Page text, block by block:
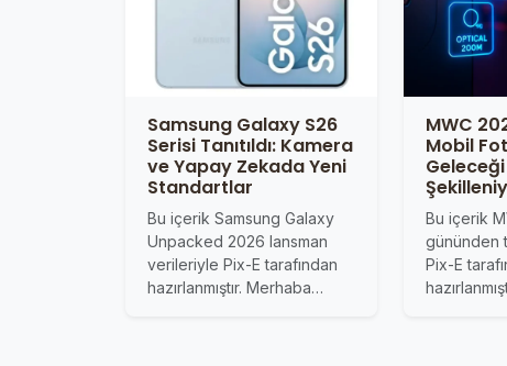
Samsung Galaxy S26
Serisi Tanıtıldı: Kamera
ve Yapay Zekada Yeni
Standartlar
Bu içerik Samsung Galaxy
Unpacked 2026 lansman
verileriyle Pix-E tarafından
hazırlanmıştır. Merhaba…
MWC
Mobil
Bu içerik
gününden
Pix-E